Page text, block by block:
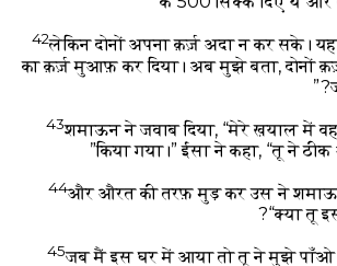
42लेकिन दोनों अपना क़र्ज़ अदा न कर सके।
का क़र्ज़ मुआफ़ कर दिया। अब मुझे बता, दोनों
43शमाऊन ने जवाब दिया, “मेरे ख़याल में
किया गया।”ईसा ने कहा, “तू ने ठीक
44और औरत की तरफ़ मुड़ कर उस ने
“क्या तू
45जब मैं इस घर में आया तो तू ने मुझे पाँओ